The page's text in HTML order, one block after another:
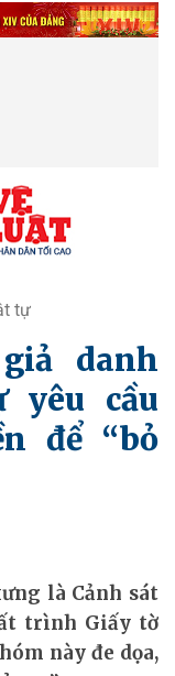
tự
danh
yêu cầu
để “bỏ
là Cảnh sát
trình Giấy tờ
này đe dọa,